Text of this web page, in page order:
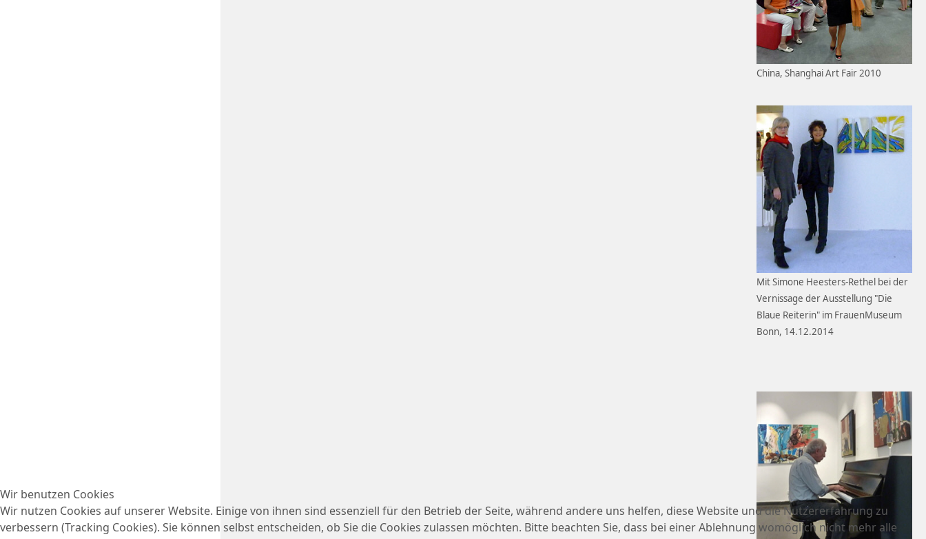
China, Shanghai Art Fair 2010
Mit Simone Heesters-Rethel bei der
Vernissage der Ausstellung "Die
Blaue Reiterin" im FrauenMuseum
Bonn, 14.12.2014
Wir benutzen Cookies
Wir nutzen Cookies auf unserer Website. Einige von ihnen sind essenziell für den Betrieb der Seite, während andere uns helfen, diese Website und die Nutzererfahrung zu
verbessern (Tracking Cookies). Sie können selbst entscheiden, ob Sie die Cookies zulassen möchten. Bitte beachten Sie, dass bei einer Ablehnung womöglich nicht mehr alle